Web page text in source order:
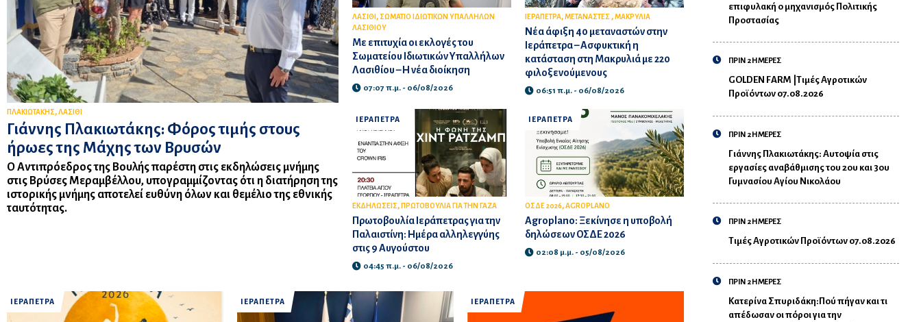
ΠΛΑΚΙΩΤΑΚΗΣ,ΛΑΣΙΘΙ
Γιάννης Πλακιωτάκης: Φόρος τιμής στους
ήρωες της Μάχης των Βρυσών
Ο Αντιπρόεδρος της Βουλής παρέστη στις εκδηλώσεις μνήμης
στις Βρύσες Μεραμβέλλου, υπογραμμίζοντας ότι η διατήρηση της
ιστορικής μνήμης αποτελεί ευθύνη όλων και θεμέλιο της εθνικής
ταυτότητας.
ΛΑΣΙΘΙ , ΣΩΜΑΤΙΟ ΙΔΙΩΤΙΚΩΝ ΥΠΑΛΛΗΛΩΝ
ΛΑΣΙΘΙΟΥ
Με επιτυχία οι εκλογές του
Σωματείου Ιδιωτικών Υπαλλήλων
Λασιθίου – Η νέα διοίκηση
07:07 π.μ. - 06/08/2026
ΙΕΡΑΠΕΤΡΑ,ΜΕΤΑΝΑΣΤΕΣ ,ΜΑΚΡΥΛΙΑ
Νέα άφιξη 40 μεταναστών στην
Ιεράπετρα – Ασφυκτική η
κατάσταση στη Μακρυλιά με 220
φιλοξενούμενους
06:51 π.μ. - 06/08/2026
ΙΕΡΑΠΕΤΡΑ
ΕΚΔΗΛΩΣΕΙΣ, ΠΡΩΤΟΒΟΥΛΙΑ ΓΙΑ ΤΗΝ ΓΑΖΑ
Πρωτοβουλία Ιεράπετρας για την
Παλαιστίνη: Ημέρα αλληλεγγύης
στις 9 Αυγούστου
04:45 π.μ. - 06/08/2026
ΙΕΡΑΠΕΤΡΑ
ΟΣΔΕ 2026,AGROPLANO
Agroplano: Ξεκίνησε η υποβολή
δηλώσεων ΟΣΔΕ 2026
02:08 μ.μ. - 05/08/2026
ΙΕΡΑΠΕΤΡΑ ΙΕΡΑΠΕΤΡΑ ΙΕΡΑΠΕΤΡΑ
επιφυλακή ο μηχανισμός Πολιτικής
Προστασίας
ΠΡΙΝ 2 ΗΜΕΡΕΣ
GOLDEN FARM |Τιμές Αγροτικών
Προϊόντων 07.08.2026
ΠΡΙΝ 2 ΗΜΕΡΕΣ
Γιάννης Πλακιωτάκης: Αυτοψία στις
εργασίες αναβάθμισης του 2ου και 3ου
Γυμνασίου Αγίου Νικολάου
ΠΡΙΝ 2 ΗΜΕΡΕΣ
Τιμές Αγροτικών Προϊόντων 07.08.2026
ΠΡΙΝ 2 ΗΜΕΡΕΣ
Κατερίνα Σπυριδάκη:Πού πήγαν και τι
απέδωσαν οι πόροι για την